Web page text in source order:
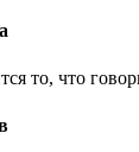
то, что